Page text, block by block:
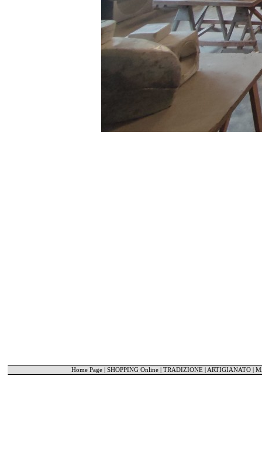
Home Page| SHOPPING Online| TRADIZIONE | ARTIGIANATO|